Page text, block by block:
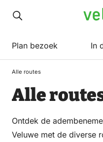
Plan bezoek In
Alle routes
Alle
Ontdek de
Veluwe met de diverse